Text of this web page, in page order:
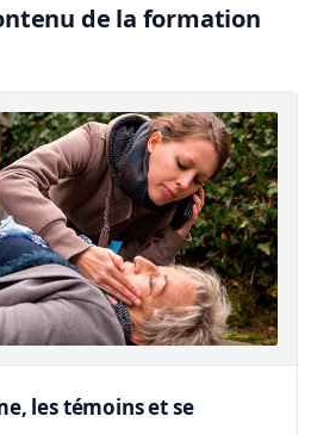
de la formation
les témoins et se